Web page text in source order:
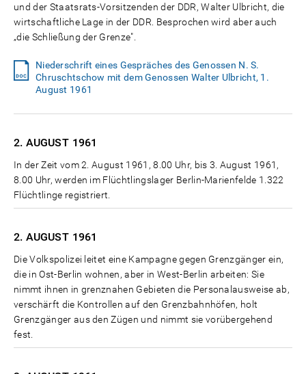
und der Staatsrats-Vorsitzenden der DDR, Walter Ulbricht, die
wirtschaftliche Lage in der DDR. Besprochen wird aber auch
„die Schließung der Grenze".
Niederschrift eines Gespräches des Genossen N. S.
Chruschtschow mit dem Genossen Walter Ulbricht, 1.
August 1961
2. AUGUST 1961
In der Zeit vom 2. August 1961, 8.00 Uhr, bis 3. August 1961,
8.00 Uhr, werden im Flüchtlingslager Berlin-Marienfelde 1.322
Flüchtlinge registriert.
2. AUGUST 1961
Die Volkspolizei leitet eine Kampagne gegen Grenzgänger ein,
die in Ost-Berlin wohnen, aber in West-Berlin arbeiten: Sie
nimmt ihnen in grenznahen Gebieten die Personalausweise ab,
verschärft die Kontrollen auf den Grenzbahnhöfen, holt
Grenzgänger aus den Zügen und nimmt sie vorübergehend
fest.